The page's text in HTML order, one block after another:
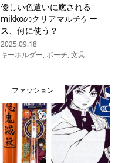
優しい色遣いに癒される
mikkoのクリアマルチケー
ス、何に使う？
2025.09.18
キーホルダー,ポーチ,文具
ファッション